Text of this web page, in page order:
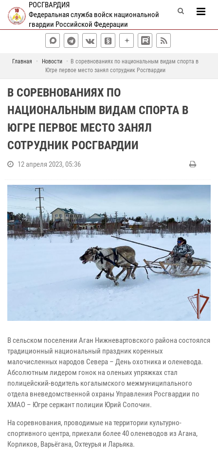
РОСГВАРДИЯ
Федеральная служба войск национальной
гвардии Российской Федерации
Главная Новости
В соревнованиях по национальным видам спорта в
Югре первое место занял сотрудник Росгвардии
В СОРЕВНОВАНИЯХ ПО
НАЦИОНАЛЬНЫМ ВИДАМ СПОРТА В
ЮГРЕ ПЕРВОЕ МЕСТО ЗАНЯЛ
СОТРУДНИК РОСГВАРДИИ
12 апреля 2023, 05:36
В сельском поселении Аган Нижневартовского района состоялся
традиционный национальный праздник коренных
малочисленных народов Севера – День охотника и оленевода.
Абсолютным лидером гонок на оленьих упряжках стал
полицейский-водитель когалымского межмуниципального
отдела вневедомственной охраны Управления Росгвардии по
ХМАО – Югре сержант полиции Юрий Сопочин.
На соревнования, проводимые на территории культурно-
спортивного центра, приехали более 40 оленеводов из Агана,
Корликов, Варьёгана, Охтеурья и Ларьяка.